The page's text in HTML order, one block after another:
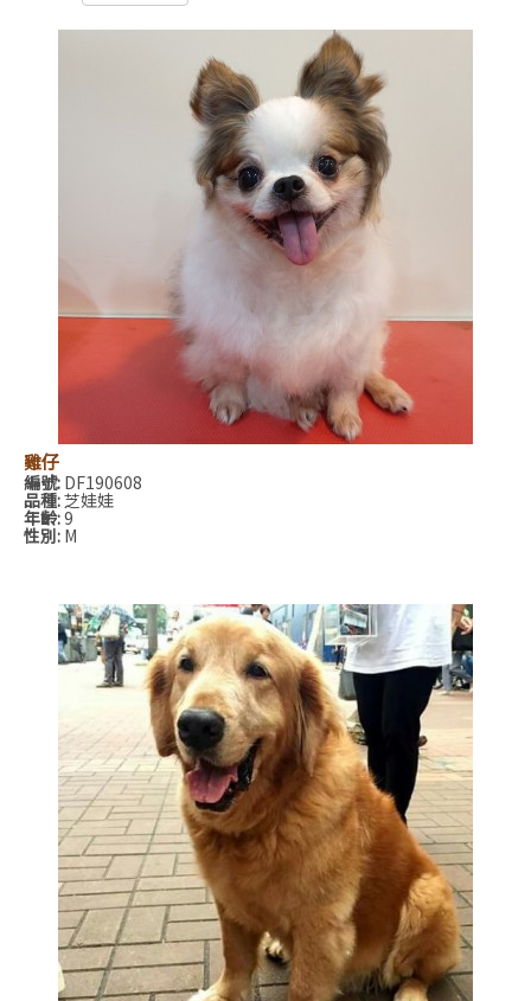
雞仔
編號: DF190608
品種:芝娃娃
年齡:9
性別: M